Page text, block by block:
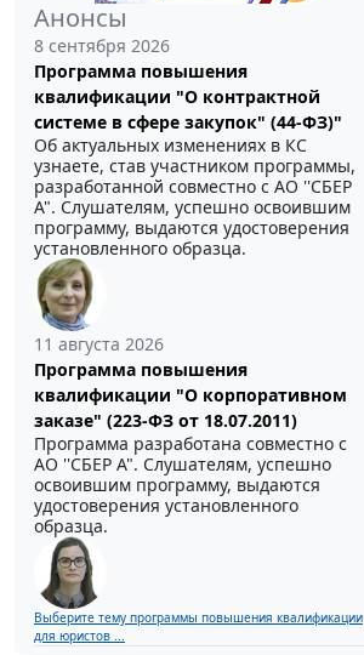
Анонсы
8 сентября 2026
Программа повышения
квалификации "О контрактной
системе в сфере закупок" (44-ФЗ)"
Об актуальных изменениях в КС
узнаете, став участником программы,
разработанной совместно с АО ''СБЕР
А". Слушателям, успешно освоившим
программу, выдаются удостоверения
установленного образца.
11 августа 2026
Программа повышения
квалификации "О корпоративном
заказе" (223-ФЗ от 18.07.2011)
Программа разработана совместно с
АО ''СБЕР А". Слушателям, успешно
освоившим программу, выдаются
удостоверения установленного
образца.
Выберите тему программы повышения квалификации
для юристов ...